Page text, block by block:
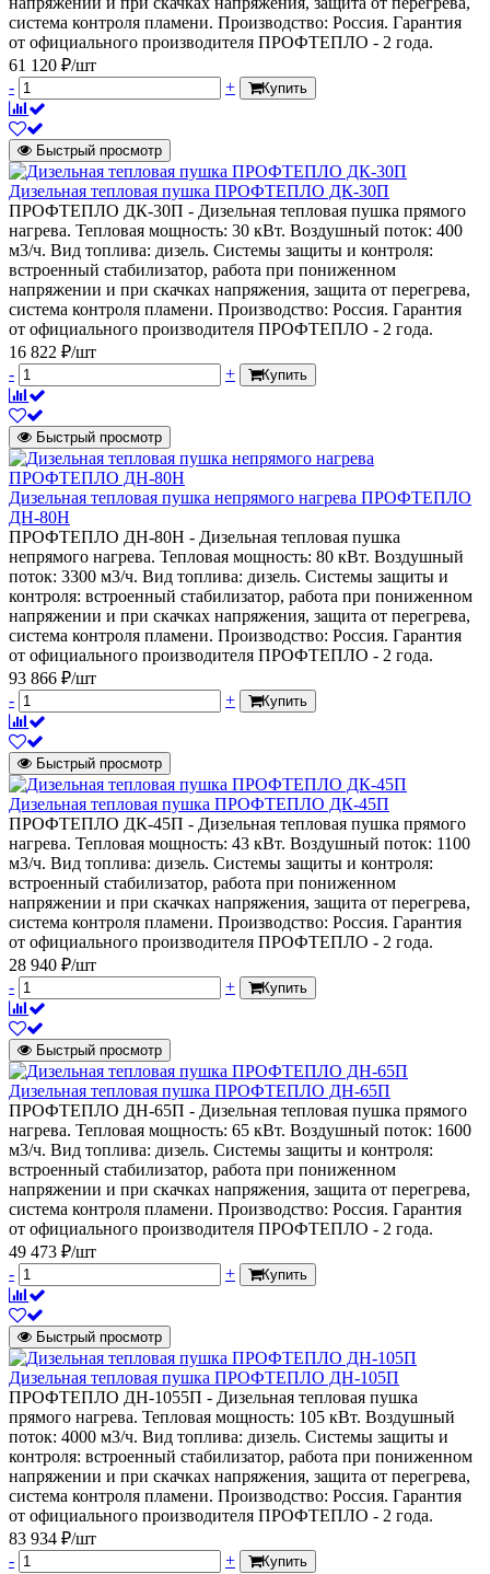
система контроля пламени. Производство: Россия. Гарантия
от официального производителя ПРОФТЕПЛО - 2 года.
61 120 ₽/шт
-
+ Купить
Быстрый просмотр
Дизельная тепловая пушка ПРОФТЕПЛО ДК-30П
ПРОФТЕПЛО ДК-30П - Дизельная тепловая пушка прямого
нагрева. Тепловая мощность: 30 кВт. Воздушный поток: 400
м3/ч. Вид топлива: дизель. Системы защиты и контроля:
встроенный стабилизатор, работа при пониженном
напряжении и при скачках напряжения, защита от перегрева,
система контроля пламени. Производство: Россия. Гарантия
от официального производителя ПРОФТЕПЛО - 2 года.
16 822 ₽/шт
-
+ Купить
Быстрый просмотр
Дизельная тепловая пушка непрямого нагрева ПРОФТЕПЛО
ДН-80Н
ПРОФТЕПЛО ДН-80Н - Дизельная тепловая пушка
непрямого нагрева. Тепловая мощность: 80 кВт. Воздушный
поток: 3300 м3/ч. Вид топлива: дизель. Системы защиты и
контроля: встроенный стабилизатор, работа при пониженном
напряжении и при скачках напряжения, защита от перегрева,
система контроля пламени. Производство: Россия. Гарантия
от официального производителя ПРОФТЕПЛО - 2 года.
93 866 ₽/шт
-
+ Купить
Быстрый просмотр
Дизельная тепловая пушка ПРОФТЕПЛО ДК-45П
ПРОФТЕПЛО ДК-45П - Дизельная тепловая пушка прямого
нагрева. Тепловая мощность: 43 кВт. Воздушный поток: 1100
м3/ч. Вид топлива: дизель. Системы защиты и контроля:
встроенный стабилизатор, работа при пониженном
напряжении и при скачках напряжения, защита от перегрева,
система контроля пламени. Производство: Россия. Гарантия
от официального производителя ПРОФТЕПЛО - 2 года.
28 940 ₽/шт
-
+ Купить
Быстрый просмотр
Дизельная тепловая пушка ПРОФТЕПЛО ДН-65П
ПРОФТЕПЛО ДН-65П - Дизельная тепловая пушка прямого
нагрева. Тепловая мощность: 65 кВт. Воздушный поток: 1600
м3/ч. Вид топлива: дизель. Системы защиты и контроля:
встроенный стабилизатор, работа при пониженном
напряжении и при скачках напряжения, защита от перегрева,
система контроля пламени. Производство: Россия. Гарантия
от официального производителя ПРОФТЕПЛО - 2 года.
49 473 ₽/шт
-
+ Купить
Быстрый просмотр
Дизельная тепловая пушка ПРОФТЕПЛО ДН-105П
ПРОФТЕПЛО ДН-1055П - Дизельная тепловая пушка
прямого нагрева. Тепловая мощность: 105 кВт. Воздушный
поток: 4000 м3/ч. Вид топлива: дизель. Системы защиты и
контроля: встроенный стабилизатор, работа при пониженном
напряжении и при скачках напряжения, защита от перегрева,
система контроля пламени. Производство: Россия. Гарантия
от официального производителя ПРОФТЕПЛО - 2 года.
83 934 ₽/шт
-
+ Купить